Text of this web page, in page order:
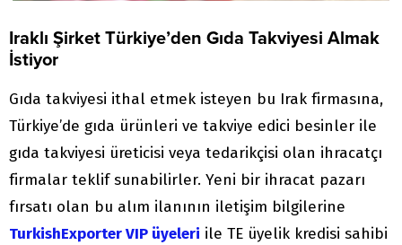
Iraklı Şirket Türkiye’den Gıda Takviyesi Almak
İstiyor
Gıda takviyesi ithal etmek isteyen bu Irak firmasına,
Türkiye’de gıda ürünleri ve takviye edici besinler ile
gıda takviyesi üreticisi veya tedarikçisi olan ihracatçı
firmalar teklif sunabilirler. Yeni bir ihracat pazarı
fırsatı olan bu alım ilanının iletişim bilgilerine
TurkishExporter VIP üyeleri ile TE üyelik kredisi sahibi